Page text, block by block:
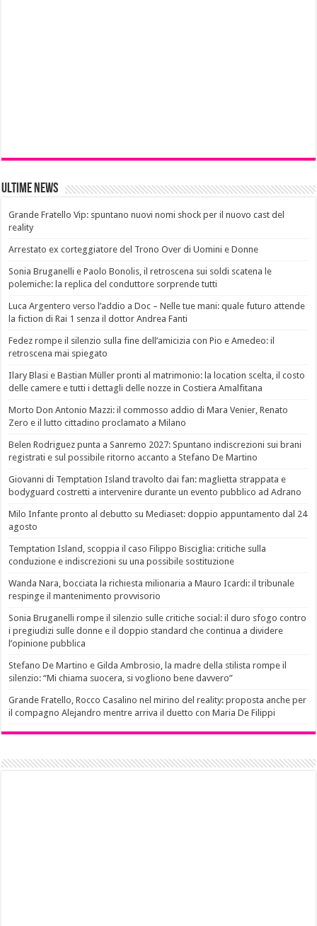
Ultime News
Grande Fratello Vip: spuntano nuovi nomi shock per il nuovo cast del
reality
Arrestato ex corteggiatore del Trono Over di Uomini e Donne
Sonia Bruganelli e Paolo Bonolis, il retroscena sui soldi scatena le
polemiche: la replica del conduttore sorprende tutti
Luca Argentero verso l’addio a Doc – Nelle tue mani: quale futuro attende
la fiction di Rai 1 senza il dottor Andrea Fanti
Fedez rompe il silenzio sulla fine dell’amicizia con Pio e Amedeo: il
retroscena mai spiegato
Ilary Blasi e Bastian Müller pronti al matrimonio: la location scelta, il costo
delle camere e tutti i dettagli delle nozze in Costiera Amalfitana
Morto Don Antonio Mazzi: il commosso addio di Mara Venier, Renato
Zero e il lutto cittadino proclamato a Milano
Belen Rodriguez punta a Sanremo 2027: Spuntano indiscrezioni sui brani
registrati e sul possibile ritorno accanto a Stefano De Martino
Giovanni di Temptation Island travolto dai fan: maglietta strappata e
bodyguard costretti a intervenire durante un evento pubblico ad Adrano
Milo Infante pronto al debutto su Mediaset: doppio appuntamento dal 24
agosto
Temptation Island, scoppia il caso Filippo Bisciglia: critiche sulla
conduzione e indiscrezioni su una possibile sostituzione
Wanda Nara, bocciata la richiesta milionaria a Mauro Icardi: il tribunale
respinge il mantenimento provvisorio
Sonia Bruganelli rompe il silenzio sulle critiche social: il duro sfogo contro
i pregiudizi sulle donne e il doppio standard che continua a dividere
l’opinione pubblica
Stefano De Martino e Gilda Ambrosio, la madre della stilista rompe il
silenzio: “Mi chiama suocera, si vogliono bene davvero”
Grande Fratello, Rocco Casalino nel mirino del reality: proposta anche per
il compagno Alejandro mentre arriva il duetto con Maria De Filippi